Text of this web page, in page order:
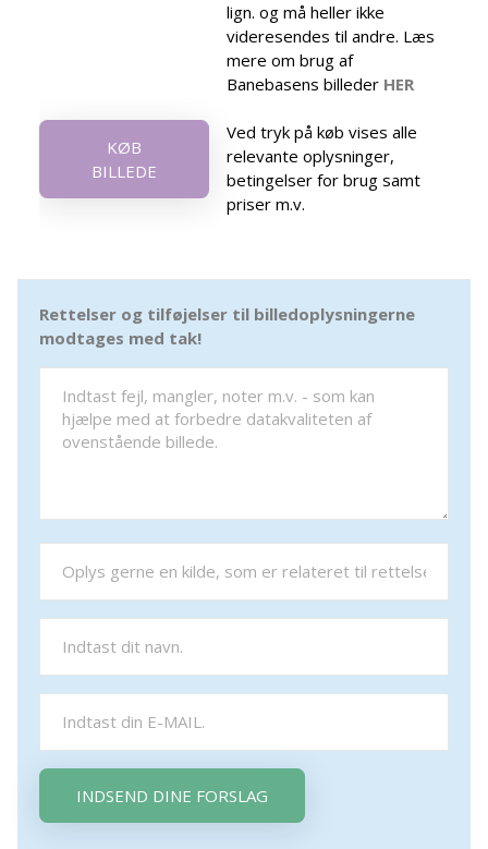
lign. og må heller ikke
videresendes til andre. Læs
mere om brug af
Banebasens billeder HER
KØB
BILLEDE
Ved tryk på køb vises alle
relevante oplysninger,
betingelser for brug samt
priser m.v.
Rettelser og tilføjelser til billedoplysningerne
modtages med tak!
INDSEND DINE FORSLAG